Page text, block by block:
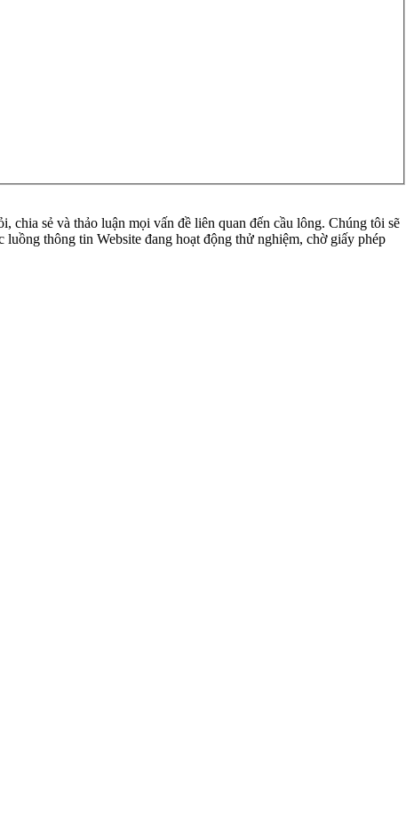
sẻ và thảo luận mọi vấn đề liên quan đến cầu lông. Chúng tôi sẽ
thông tin Website đang hoạt động thử nghiệm, chờ giấy phép